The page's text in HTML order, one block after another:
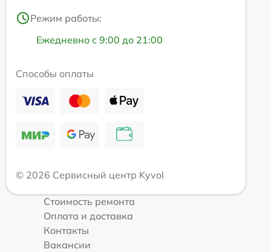
Режим работы:
Ежедневно с 9:00 до 21:00
Способы оплаты
© 2026 Сервисный центр Kyvol
Стоимость ремонта
Оплата и доставка
Контакты
Вакансии